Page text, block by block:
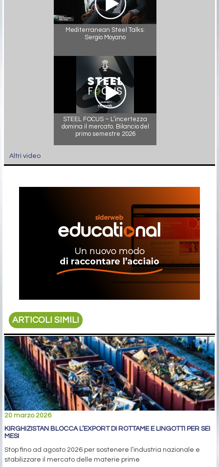
Mediterranean Steel Talks:
Sergio Moyano
STEEL FOCUS – L’incertezza
domina il mercato. Bilancio del
primo semestre 2026
Altri video
ARTICOLI SIMILI
20 marzo 2026
KIRGHIZISTAN BLOCCA L’EXPORT DI ROTTAME E LINGOTTI PER SEI
MESI
Stop fino ad agosto 2026 per sostenere l’industria nazionale e
stabilizzare il mercato delle materie prime